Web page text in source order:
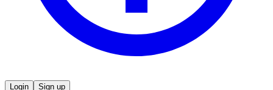
Login
Sign up